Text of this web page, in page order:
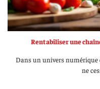
Rentabiliser une
Dans un univers
ne